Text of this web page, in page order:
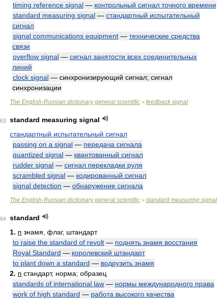
timing reference signal — контрольный сигнал точного времени
standard measuring signal — стандартный испытательный
сигнал
signal communications equipment — технические средства
связи
overflow signal — сигнал занятости всех соединительных
линий
clock signal — синхронизирующий сигнал; сигнал
синхронизации
The English-Russian dictionary general scientific > feedback signal
63
standard measuring signal
стандартный испытательный сигнал
passing on a signal — передача сигнала
quantized signal — квантованный сигнал
rudder signal — сигнал перекладки руля
scrambled signal — кодированный сигнал
signal detection — обнаружение сигнала
The English-Russian dictionary general scientific > standard measuring signal
64
standard
1. n знамя, флаг, штандарт
to raise the standard of revolt — поднять знамя восстания
Royal Standard — королевский штандарт
to plant down a standard — водрузить знамя
2. n стандарт, норма; образец
standards of international law — нормы международного права
work of high standard — работа высокого качества